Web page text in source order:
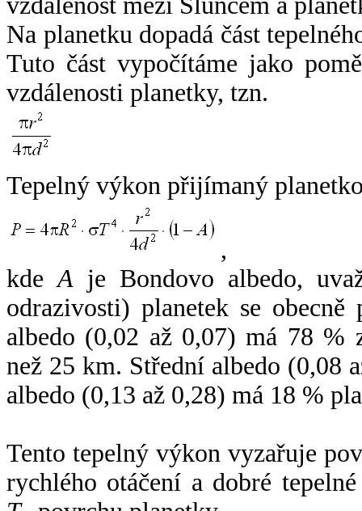
Na planetku dopadá část
Tuto část vypočítáme jako
vzdálenosti planetky, tzn.
Tepelný výkon přijímaný
,
kdeA je Bondovo albedo,
odrazivosti) planetek se
albedo (0,02 až 0,07) má 78 %
než 25 km. Střední albedo (0,08
albedo (0,13 až 0,28) má 18 %
Tento tepelný výkon vyzařuje
rychlého otáčení a dobré